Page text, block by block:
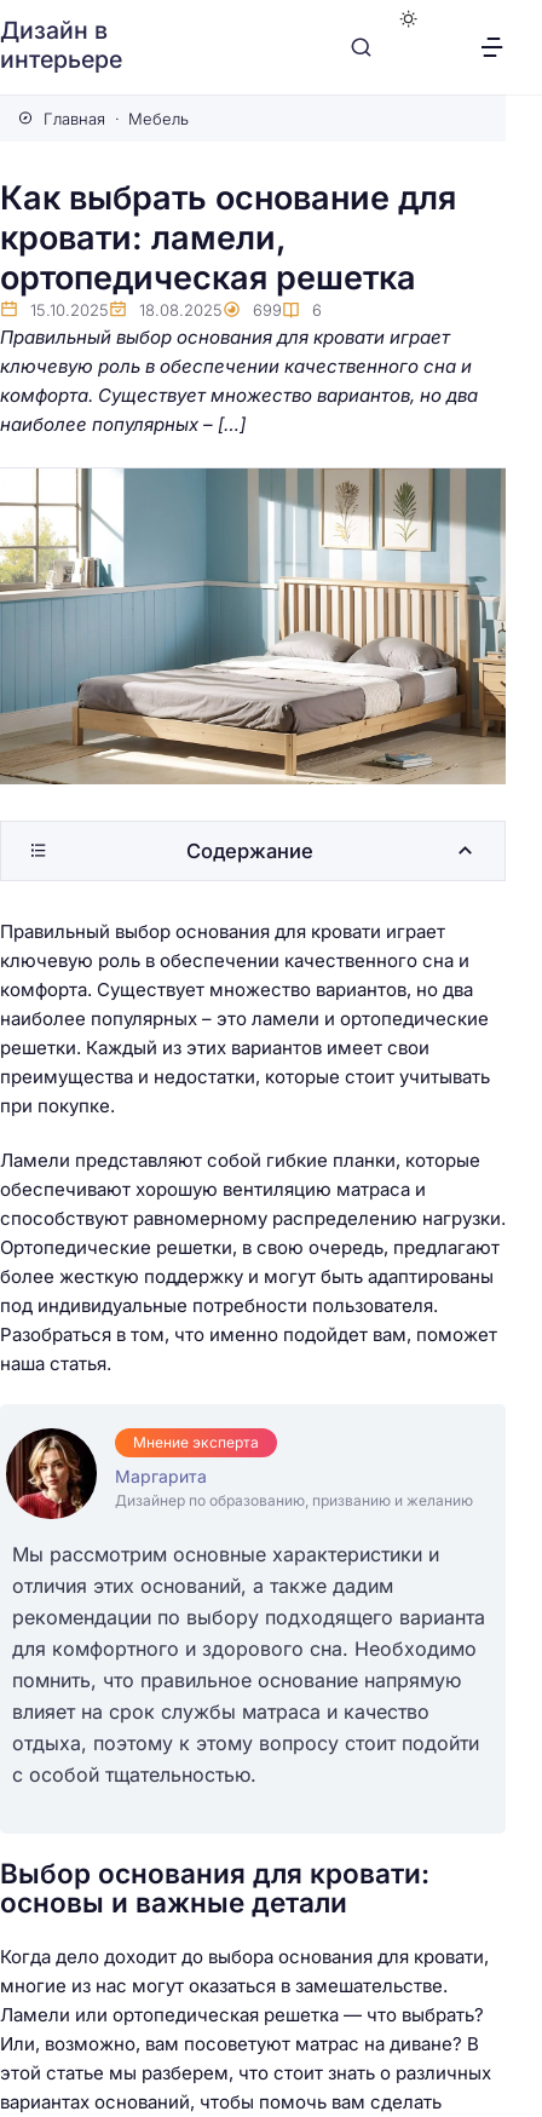
Дизайн в
интерьере
Главная Мебель
Как выбрать основание для
кровати: ламели,
ортопедическая решетка
15.10.2025 18.08.2025 699 6
Правильный выбор основания для кровати играет
ключевую роль в обеспечении качественного сна и
комфорта. Существует множество вариантов, но два
наиболее популярных – […]
Правильный выбор основания для кровати играет
ключевую роль в обеспечении качественного сна и
комфорта. Существует множество вариантов, но два
наиболее популярных – это ламели и ортопедические
решетки. Каждый из этих вариантов имеет свои
преимущества и недостатки, которые стоит учитывать
при покупке.
Ламели представляют собой гибкие планки, которые
обеспечивают хорошую вентиляцию матраса и
способствуют равномерному распределению нагрузки.
Ортопедические решетки, в свою очередь, предлагают
более жесткую поддержку и могут быть адаптированы
под индивидуальные потребности пользователя.
Разобраться в том, что именно подойдет вам, поможет
наша статья.
Мнение эксперта
Маргарита
Дизайнер по образованию, призванию и желанию
Мы рассмотрим основные характеристики и
отличия этих оснований, а также дадим
рекомендации по выбору подходящего варианта
для комфортного и здорового сна. Необходимо
помнить, что правильное основание напрямую
влияет на срок службы матраса и качество
отдыха, поэтому к этому вопросу стоит подойти
с особой тщательностью.
Выбор основания для кровати:
основы и важные детали
Когда дело доходит до выбора основания для кровати,
многие из нас могут оказаться в замешательстве.
Ламели или ортопедическая решетка — что выбрать?
Или, возможно, вам посоветуют матрас на диване? В
этой статье мы разберем, что стоит знать о различных
вариантах оснований, чтобы помочь вам сделать
Содержание